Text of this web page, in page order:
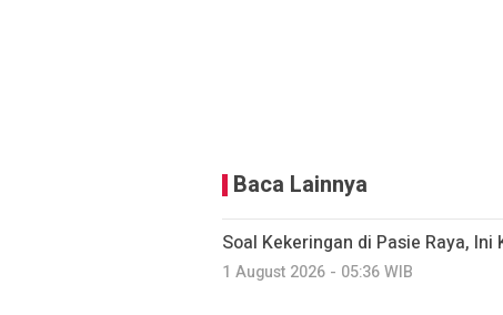
Baca Lainnya
Soal Kekeringan di Pasie Raya,
1 August 2026 - 05:36 WIB